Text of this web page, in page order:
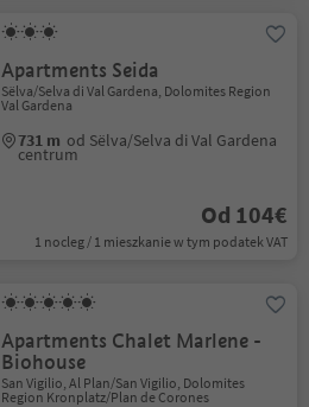
Apartments Seida
Sëlva/Selva di Val Gardena, Dolomites Region
Val Gardena
731 m od Sëlva/Selva di Val Gardena
centrum
Od 104€
1 nocleg / 1 mieszkanie w tym podatek VAT
Apartments Chalet Marlene -
Biohouse
San Vigilio, Al Plan/San Vigilio, Dolomites
Region Kronplatz/Plan de Corones